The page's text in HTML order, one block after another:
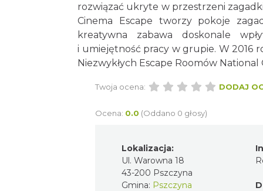
rozwiązać ukryte w przestrzeni
Cinema Escape tworzy pokoje
kreatywna zabawa doskonale
i umiejętność pracy w grupie. W 2016
Niezwykłych Escape Roomów National
Twoja ocena: DODAJ
Ocena: 0.0 (Oddano 0 głosy)
Lokalizacja:
Ul. Warowna 18
43-200 Pszczyna
Gmina: Pszczyna